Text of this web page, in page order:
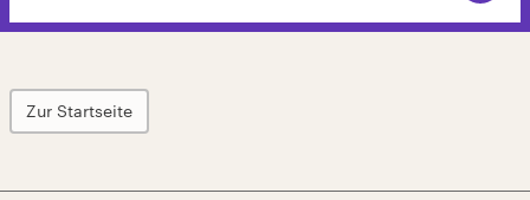
Zur Startseite